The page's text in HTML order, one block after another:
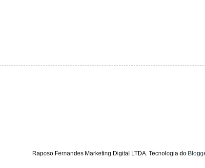
Raposo Fernandes Marketing Digital LTDA. Tecnologia do